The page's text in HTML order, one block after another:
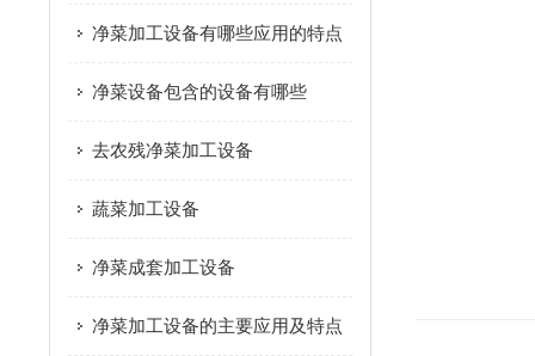
净菜加工设备有哪些应用的特点
净菜设备包含的设备有哪些
去农残净菜加工设备
蔬菜加工设备
净菜成套加工设备
净菜加工设备的主要应用及特点